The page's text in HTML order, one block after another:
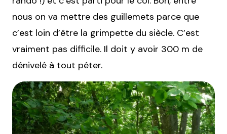
nous on va mettre des guillemets parce que
c’est loin d’être la grimpette du siècle. C’est
vraiment pas difficile. Il doit y avoir 300 m de
dénivelé à tout péter.